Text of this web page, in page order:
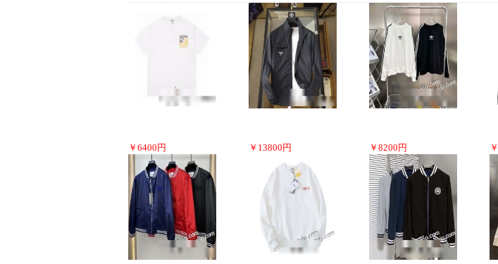
￥ 6400 円 ￥ 13800 円 ￥ 8200 円 ￥